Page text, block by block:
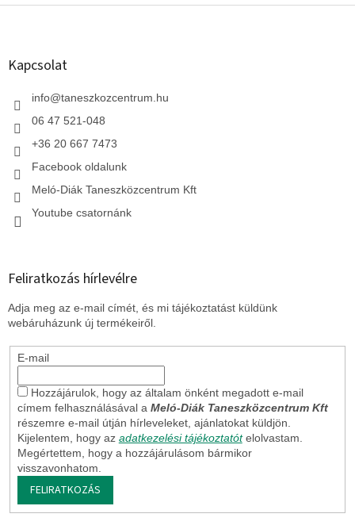
L
Kapcsolat
info@taneszkozcentrum.hu
06 47 521-048
+36 20 667 7473
Facebook oldalunk
Meló-Diák Taneszközcentrum Kft
Youtube csatornánk
Feliratkozás hírlevélre
Adja meg az e-mail címét, és mi tájékoztatást küldünk
webáruházunk új termékeiről.
E-mail
Hozzájárulok, hogy az általam önként megadott e-mail
címem felhasználásával a Meló-Diák Taneszközcentrum Kft
részemre e-mail útján hírleveleket, ajánlatokat küldjön.
Kijelentem, hogy az adatkezelési tájékoztatót elolvastam.
Megértettem, hogy a hozzájárulásom bármikor
visszavonhatom.
FELIRATKOZÁS